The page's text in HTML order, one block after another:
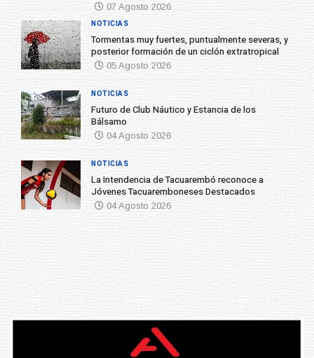
07 Agosto 2026
Tormentas muy fuertes, puntualmente severas, y
posterior formación de un ciclón extratropical
05 Agosto 2026
NOTICIAS
Futuro de Club Náutico y Estancia de los
Bálsamo
04 Agosto 2026
NOTICIAS
La Intendencia de Tacuarembó reconoce a
Jóvenes Tacuaremboneses Destacados
04 Agosto 2026
NOTICIAS